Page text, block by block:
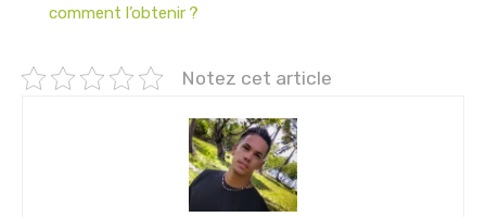
comment l’obtenir ?
Notez cet article